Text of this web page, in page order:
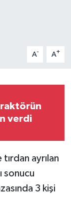
A- A+
verdi
ayrılan
sonucu
3 kişi